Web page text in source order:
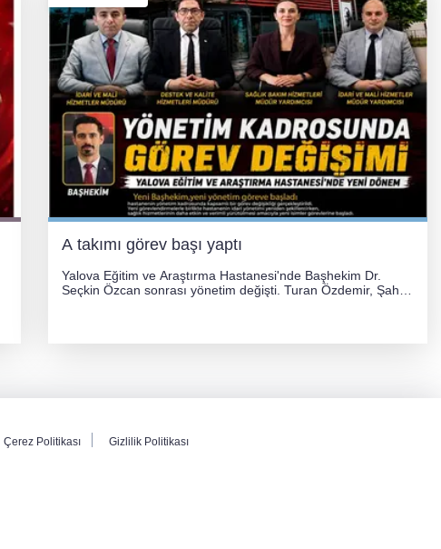
A takımı görev başı yaptı
Yalova Eğitim ve Araştırma Hastanesi'nde Başhekim Dr.
Seçkin Özcan sonrası yönetim değişti. Turan Özdemir, Şahin
Çerez Politikası Gizlilik Politikası